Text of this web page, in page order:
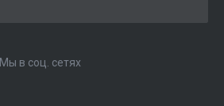
Мы в соц. сетях